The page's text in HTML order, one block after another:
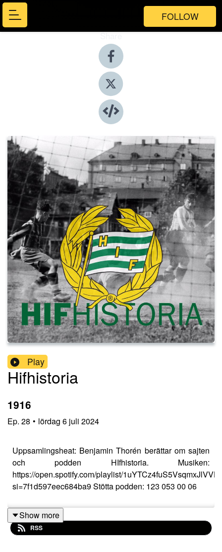
FOLLOW
Share
Play
Hifhistoria
1916
Ep. 28 • lördag 6 juli 2024
Uppsamlingsheat: Benjamin Thorén berättar om sajten
och podden HIfhistoria. Musiken:
https://open.spotify.com/playlist/
si=7f1d597eec684ba9 Stötta podden: 123 053 00 06
Show more
RSS